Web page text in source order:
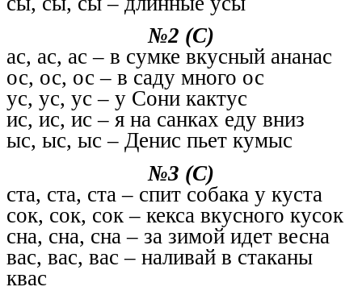
№2 (С)
ас, ас, ас – в сумке вкусный ананас
ос, ос, ос – в саду много ос
ус, ус, ус – у Сони кактус
ис, ис, ис – я на санках еду вниз
ыс, ыс, ыс – Денис пьет кумыс
№3 (С)
ста, ста, ста – спит собака у куста
сок, сок, сок – кекса вкусного кусок
сна, сна, сна – за зимой идет весна
вас, вас, вас – наливай в стаканы
квас